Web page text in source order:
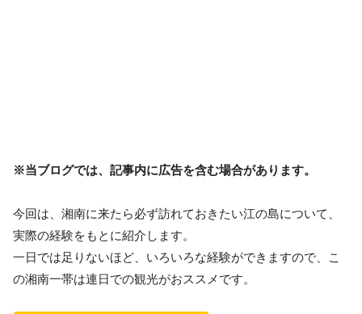
※当ブログでは、記事内に広告を含む場合があります。
今回は、湘南に来たら必ず訪れておきたい江の島について、
実際の経験をもとに紹介します。
一日では足りないほど、いろいろな経験ができますので、こ
の湘南一帯は連日での観光がおススメです。